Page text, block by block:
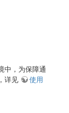
中，为保障通
详见
使用